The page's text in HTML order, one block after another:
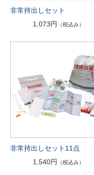
非常持出しセット
1,073円
（税込み）
非常持出しセット11点
1,540円
（税込み）